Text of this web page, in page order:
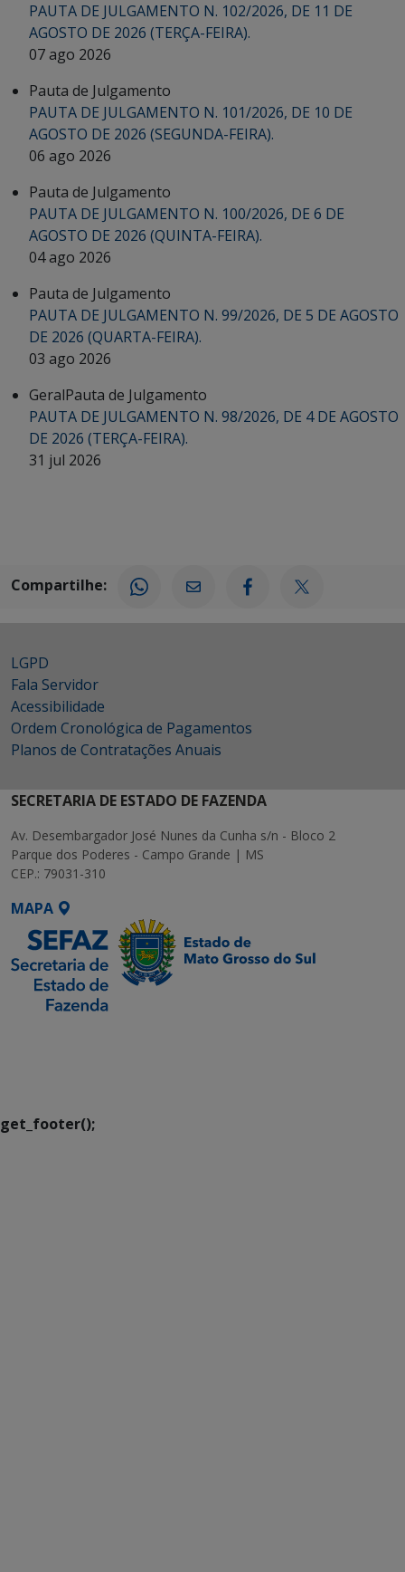
PAUTA DE JULGAMENTO N. 102/2026, DE 11 DE
AGOSTO DE 2026 (TERÇA-FEIRA).
07 ago 2026
Pauta de Julgamento
PAUTA DE JULGAMENTO N. 101/2026, DE 10 DE
AGOSTO DE 2026 (SEGUNDA-FEIRA).
06 ago 2026
Pauta de Julgamento
PAUTA DE JULGAMENTO N. 100/2026, DE 6 DE
AGOSTO DE 2026 (QUINTA-FEIRA).
04 ago 2026
Pauta de Julgamento
PAUTA DE JULGAMENTO N. 99/2026, DE 5 DE AGOSTO
DE 2026 (QUARTA-FEIRA).
03 ago 2026
GeralPauta de Julgamento
PAUTA DE JULGAMENTO N. 98/2026, DE 4 DE AGOSTO
DE 2026 (TERÇA-FEIRA).
31 jul 2026
Compartilhe:
LGPD
Fala Servidor
Acessibilidade
Ordem Cronológica de Pagamentos
Planos de Contratações Anuais
SECRETARIA DE ESTADO DE FAZENDA
Av. Desembargador José Nunes da Cunha s/n - Bloco 2
Parque dos Poderes - Campo Grande | MS
CEP.: 79031-310
MAPA
get_footer();